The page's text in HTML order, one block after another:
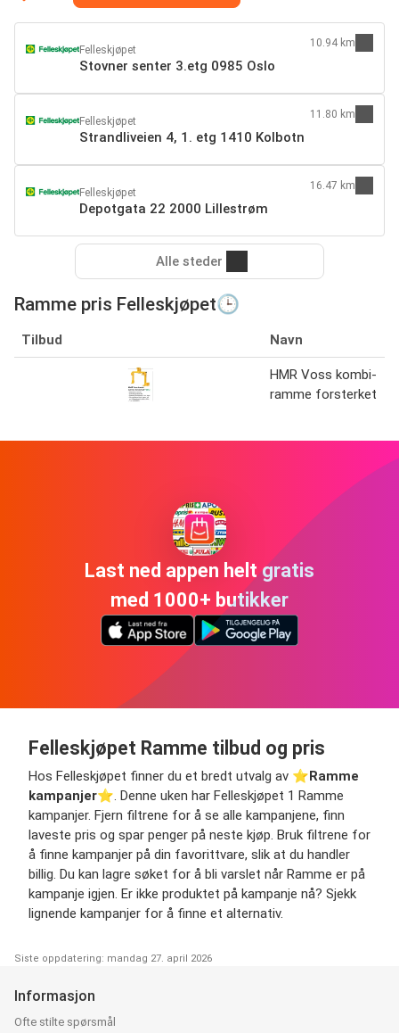
Felleskjøpet
Stovner senter 3.etg 0985 Oslo
10.94 km
Felleskjøpet
Strandliveien 4, 1. etg 1410 Kolbotn
11.80 km
Felleskjøpet
Depotgata 22 2000 Lillestrøm
16.47 km
Alle steder
Ramme pris Felleskjøpet🕒
Tilbud Navn
HMR Voss kombi-
ramme forsterket
Last ned appen helt gratis
med 1000+ butikker
Felleskjøpet Ramme tilbud og pris
Hos Felleskjøpet finner du et bredt utvalg av ⭐️Ramme
kampanjer⭐️. Denne uken har Felleskjøpet 1 Ramme
kampanjer. Fjern filtrene for å se alle kampanjene, finn
laveste pris og spar penger på neste kjøp. Bruk filtrene for
å finne kampanjer på din favorittvare, slik at du handler
billig. Du kan lagre søket for å bli varslet når Ramme er på
kampanje igjen. Er ikke produktet på kampanje nå? Sjekk
lignende kampanjer for å finne et alternativ.
Siste oppdatering: mandag 27. april 2026
Informasjon
Ofte stilte spørsmål